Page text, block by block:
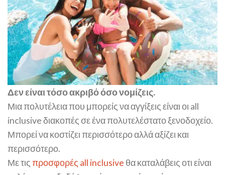
Δεν είναι τόσο ακριβό όσο νομίζεις.
Μια πολυτέλεια που μπορείς να αγγίξεις είναι οι all
inclusive διακοπές σε ένα πολυτελέστατο ξενοδοχείο.
Μπορεί να κοστίζει περισσότερο αλλά αξίζει και
περισσότερο.
Με τιςπροσφορές all inclusive θα καταλάβεις οτι είναι